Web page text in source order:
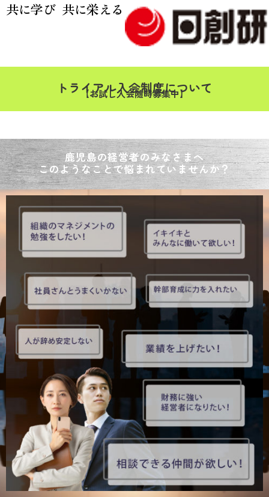
共に学び 共に栄える
トライアル入会制度について
【お試し入会随時募集中】
鹿児島の経営者のみなさまへ
このようなことで悩まれていませんか？